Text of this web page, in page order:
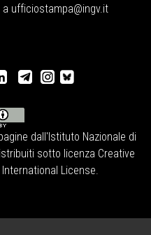
ufficiostampa@ingv.it
dall'Istituto Nazionale di
sotto licenza Creative
License.